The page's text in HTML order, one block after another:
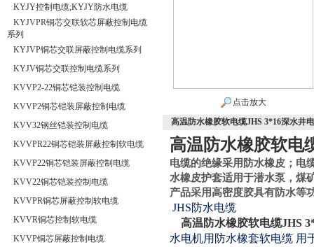
KYJY控制电缆;KYJY防水电缆
KYJVPR铜芯交联软芯屏蔽控制电缆
系列
KYJVP铜芯交联屏蔽控制电缆系列
KYJV铜芯交联控制电缆系列
KVVP2-22铜芯铠装控制电缆
KVVP2铜芯铠装屏蔽控制电缆
KVV32钢丝铠装控制电缆
KVVPR22铜芯铠装屏蔽控制软电缆
KVVP22铜芯铠装屏蔽控制电缆
KVV22铜芯铠装控制电缆
KVVPR铜芯屏蔽控制软电缆
KVVR铜芯控制软电缆
KVVP铜芯屏蔽控制电缆
点击放大
高温防水橡胶软电缆JHS 3*16深水井
高温防水橡胶软电
电缆的绝缘采用防水橡皮；电
水橡皮护套适用于潜水泵，煤
产品采用高密度胶具有防水等
JHS防水电缆
高温防水橡胶软电缆JHS
水电机用防水橡套软电缆 用